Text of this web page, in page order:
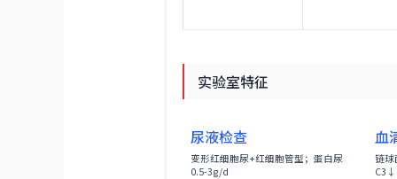
实验室特征
尿液检查
变形红细胞尿+红细胞管型；蛋白尿
0.5-3g/d
血
链球
C3↓